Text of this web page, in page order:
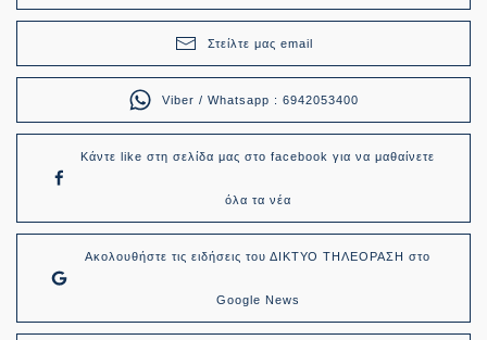
Στείλτε μας email
Viber / Whatsapp : 6942053400
Κάντε like στη σελίδα μας στο facebook για να μαθαίνετε
όλα τα νέα
Ακολουθήστε τις ειδήσεις του ΔΙΚΤΥΟ ΤΗΛΕΟΡΑΣΗ στο
Google News